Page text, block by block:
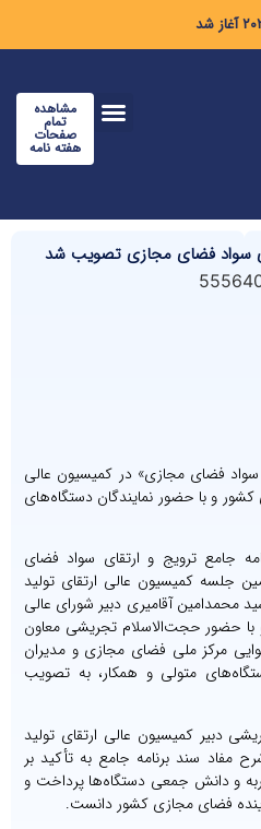
مشاهده
تمام
صفحات
هفته نامه
سواد فضای مجازی تصویب شد
سواد فضای مجازی» در کمیسیون عالی
و با حضور نمایندگان دستگاه‌های
جامع ترویج و ارتقای سواد فضای
کمیسیون عالی ارتقای تولید
آقامیری دبیر شورای عالی
حضور حجت‌الاسلام تجریشی معاون
مرکز ملی فضای مجازی و مدیران
متولی و همکار، به تصویب
دبیر کمیسیون عالی ارتقای تولید
مفاد سند برنامه جامع به تأکید بر
و دانش جمعی دستگاه‌ها پرداخت و
فضای مجازی کشور دانست.